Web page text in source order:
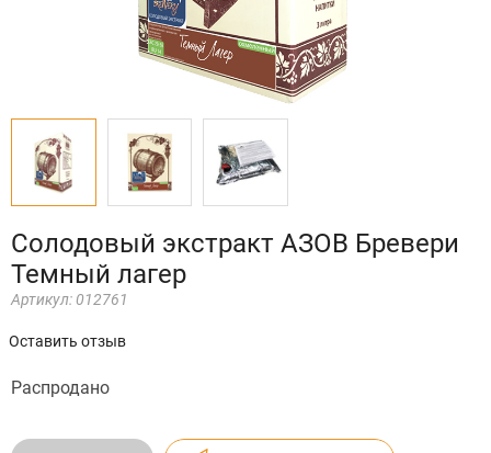
Солодовый экстракт АЗОВ Бревери
Темный лагер
Артикул: 012761
Оставить отзыв
Распродано